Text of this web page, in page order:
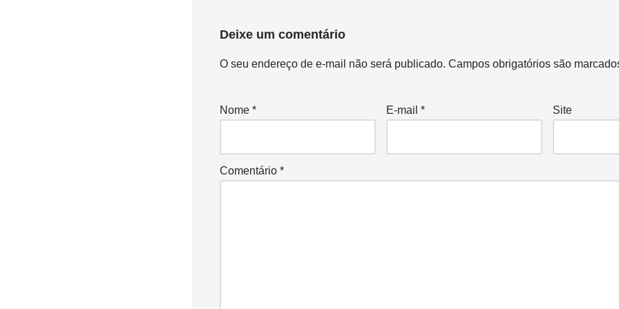
Deixe um comentário
O seu endereço de e-mail não será publicado. Campos obrigatórios são
Nome * E-mail * Site
Comentário *